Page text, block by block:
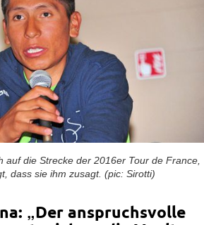
auf die Strecke der 2016er Tour de France,
dass sie ihm zusagt. (pic: Sirotti)
„Der anspruchsvolle